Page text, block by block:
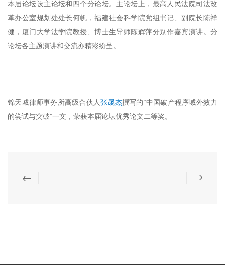
本届论坛设主论坛和四个分论坛。主论坛上，最高人民法院司法改
革办公室规划处处长何帆，福建社会科学院党组书记、副院长陈祥
健，厦门大学法学院教授、博士生导师陈辉萍分别作嘉宾演讲。分
论坛各主题演讲和交流亦精彩纷呈。
锦天城律师事务所高级合伙人张晟杰撰写的“中国破产程序域外效力
的尝试与突破”一文，荣获本届论坛优秀论文二等奖。